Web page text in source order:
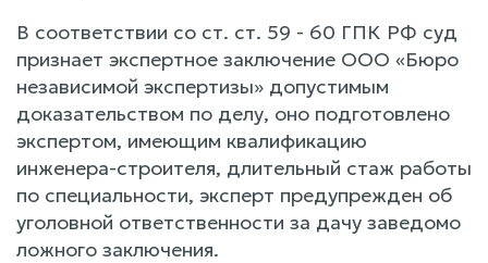
В соответствии со ст. ст. 59 - 60 ГПК РФ суд
признает экспертное заключение ООО «Бюро
независимой экспертизы» допустимым
доказательством по делу, оно подготовлено
экспертом, имеющим квалификацию
инженера-строителя, длительный стаж работы
по специальности, эксперт предупрежден об
уголовной ответственности за дачу заведомо
ложного заключения.